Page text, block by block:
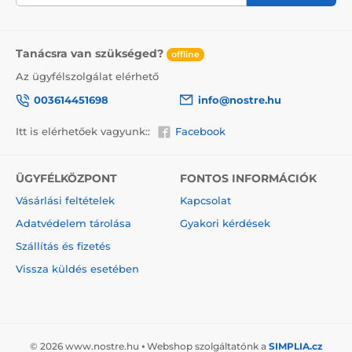
(poliészter és pamut keveréke).
A nyomtatás modern plotterekkel történik, amelyek
biztosítják a színtelítettséget (12-16 menet, tinta
sűrűsége 200).
Sűrűen elhelyezkedő csatok.
Azonnali felakasztás lehetősége (a függönyök hátul
Tanácsra van szükséged? offline
Az ügyfélszolgálat elérhető
003614451698
info@nostre.hu
Itt is elérhetőek vagyunk:: Facebook
ÜGYFÉLKÖZPONT
Vásárlási feltételek
Adatvédelem tárolása
Szállítás és fizetés
Vissza küldés esetében
FONTOS INFORMÁCIÓK
Kapcsolat
Gyakori kérdések
© 2026 www.nostre.hu ⦁ Webshop szolgáltatónk a SIMPLIA.cz